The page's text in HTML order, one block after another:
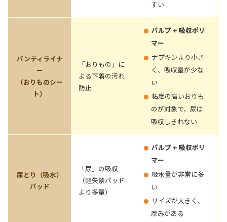
すい
パンティライナ
ー
（おりものシー
ト）
「おりもの」に
よる下着の汚れ
防止
パルプ + 吸収ポリ
マー
ナプキンより小さ
く、吸収量が少な
い
粘度の高いおりも
のが対象で、尿は
吸収しきれない
尿とり（吸水）
パッド
「尿」の吸収
（軽失禁パッド
より多量）
パルプ + 吸収ポリ
マー
吸水量が非常に多
い
サイズが大きく、
厚みがある